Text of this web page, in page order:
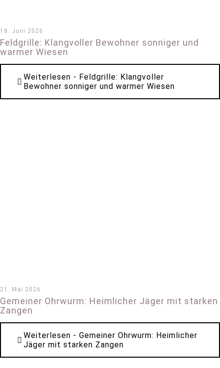
18. Juni 2026
Feldgrille: Klangvoller Bewohner sonniger und
warmer Wiesen
Weiterlesen - Feldgrille: Klangvoller
Bewohner sonniger und warmer Wiesen
21. Mai 2026
Gemeiner Ohrwurm: Heimlicher Jäger mit starken
Zangen
Weiterlesen - Gemeiner Ohrwurm: Heimlicher
Jäger mit starken Zangen